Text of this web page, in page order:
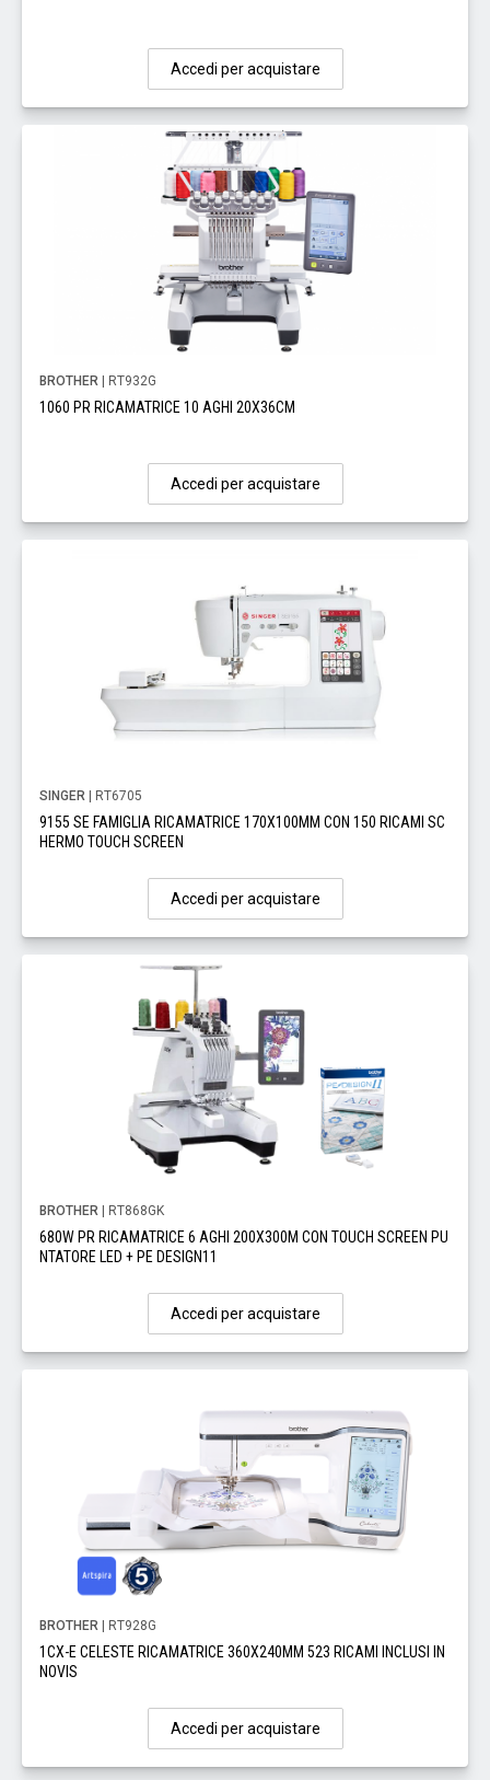
Accedi per acquistare
BROTHER | RT932G
1060 PR RICAMATRICE 10 AGHI 20X36CM
Accedi per acquistare
SINGER | RT6705
9155 SE FAMIGLIA RICAMATRICE 170X100MM CON 150 RICAMI SC
HERMO TOUCH SCREEN
Accedi per acquistare
BROTHER | RT868GK
680W PR RICAMATRICE 6 AGHI 200X300M CON TOUCH SCREEN PU
NTATORE LED + PE DESIGN11
Accedi per acquistare
BROTHER | RT928G
1CX-E CELESTE RICAMATRICE 360X240MM 523 RICAMI INCLUSI IN
NOVIS
Accedi per acquistare